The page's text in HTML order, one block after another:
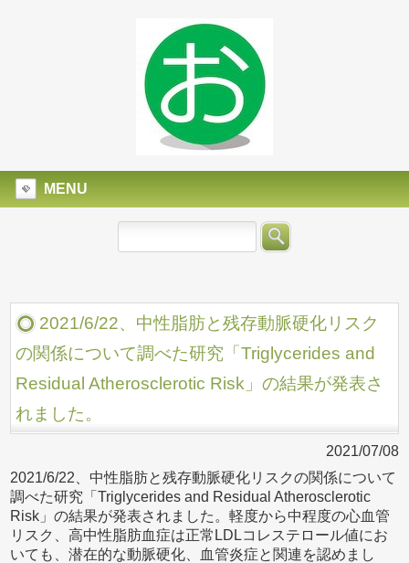
MENU
2021/6/22、中性脂肪と残存動脈硬化リスク
の関係について調べた研究「Triglycerides and
Residual Atherosclerotic Risk」の結果が発表さ
れました。
2021/07/08
2021/6/22、中性脂肪と残存動脈硬化リスクの関係について
調べた研究「Triglycerides and Residual Atherosclerotic
Risk」の結果が発表されました。軽度から中程度の心血管
リスク、高中性脂肪血症は正常LDLコレステロール値にお
いても、潜在的な動脈硬化、血管炎症と関連を認めまし